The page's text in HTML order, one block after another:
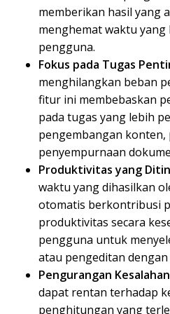
memberikan hasil yang
menghemat waktu
pengguna.
Fokus pada Tugas
menghilangkan beban
fitur ini membebaskan
pada tugas yang lebih
pengembangan konten,
penyempurnaan
Produktivitas yang
waktu yang dihasilkan
otomatis berkontribusi
produktivitas secara
pengguna untuk
atau pengeditan
Pengurangan
dapat rentan terhadap
penghitungan yang